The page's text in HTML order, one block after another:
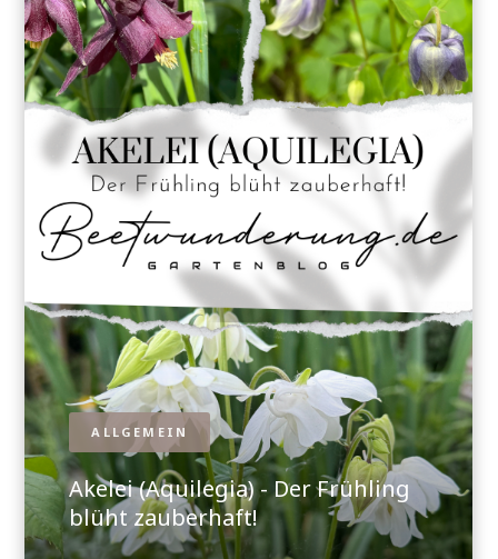
ALLGEMEIN
Akelei (Aquilegia) - Der Frühling
blüht zauberhaft!